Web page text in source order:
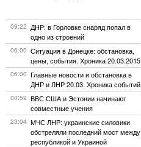
09:22 ДНР: в Горловке снаряд попал в
одно из строений
06:00 Ситуация в Донецке: обстановка,
цены, события. Хроника 20.03.2015
06:00 Главные новости и обстановка в
ДНР и ЛНР 20.03. Хроника событий
00:59 ВВС США и Эстонии начинают
совместные учения
23:04 МЧС ЛНР: украинские силовики
обстреляли последний мост между
республикой и Украиной